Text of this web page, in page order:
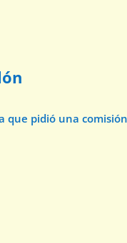
pidió una